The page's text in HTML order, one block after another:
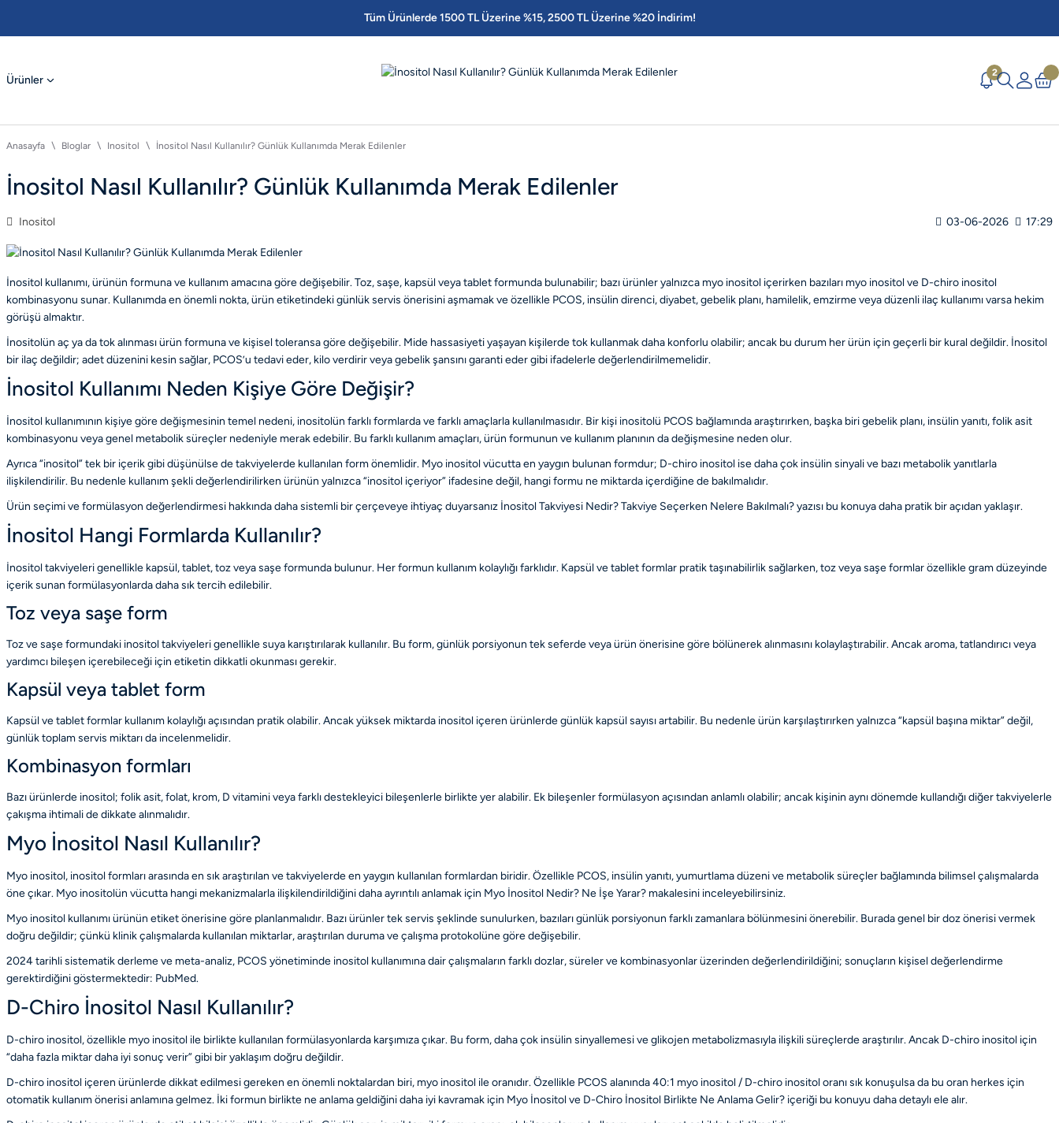
Tüm Ürünlerde 1500 TL Üzerine %15, 2500 TL Üzerine %20 İndirim!
Ürünler
2
Anasayfa Bloglar Inositol İnositol Nasıl Kullanılır? Günlük Kullanımda Merak Edilenler
İnositol Nasıl Kullanılır? Günlük Kullanımda Merak Edilenler
Inositol 03-06-2026 17:29
İnositol kullanımı, ürünün formuna ve kullanım amacına göre değişebilir. Toz, saşe, kapsül veya tablet formunda bulunabilir; bazı ürünler yalnızca myo inositol içerirken bazıları myo inositol ve D-chiro inositol
kombinasyonu sunar. Kullanımda en önemli nokta, ürün etiketindeki günlük servis önerisini aşmamak ve özellikle PCOS, insülin direnci, diyabet, gebelik planı, hamilelik, emzirme veya düzenli ilaç kullanımı varsa hekim
görüşü almaktır.
İnositolün aç ya da tok alınması ürün formuna ve kişisel toleransa göre değişebilir. Mide hassasiyeti yaşayan kişilerde tok kullanmak daha konforlu olabilir; ancak bu durum her ürün için geçerli bir kural değildir. İnositol
bir ilaç değildir; adet düzenini kesin sağlar, PCOS’u tedavi eder, kilo verdirir veya gebelik şansını garanti eder gibi ifadelerle değerlendirilmemelidir.
İnositol Kullanımı Neden Kişiye Göre Değişir?
İnositol kullanımının kişiye göre değişmesinin temel nedeni, inositolün farklı formlarda ve farklı amaçlarla kullanılmasıdır. Bir kişi inositolü PCOS bağlamında araştırırken, başka biri gebelik planı, insülin yanıtı, folik asit
kombinasyonu veya genel metabolik süreçler nedeniyle merak edebilir. Bu farklı kullanım amaçları, ürün formunun ve kullanım planının da değişmesine neden olur.
Ayrıca “inositol” tek bir içerik gibi düşünülse de takviyelerde kullanılan form önemlidir. Myo inositol vücutta en yaygın bulunan formdur; D-chiro inositol ise daha çok insülin sinyali ve bazı metabolik yanıtlarla
ilişkilendirilir. Bu nedenle kullanım şekli değerlendirilirken ürünün yalnızca “inositol içeriyor” ifadesine değil, hangi formu ne miktarda içerdiğine de bakılmalıdır.
Ürün seçimi ve formülasyon değerlendirmesi hakkında daha sistemli bir çerçeveye ihtiyaç duyarsanız İnositol Takviyesi Nedir? Takviye Seçerken Nelere Bakılmalı?yazısı bu konuya daha pratik bir açıdan yaklaşır.
İnositol Hangi Formlarda Kullanılır?
İnositol takviyeleri genellikle kapsül, tablet, toz veya saşe formunda bulunur. Her formun kullanım kolaylığı farklıdır. Kapsül ve tablet formlar pratik taşınabilirlik sağlarken, toz veya saşe formlar özellikle gram düzeyinde
içerik sunan formülasyonlarda daha sık tercih edilebilir.
Toz veya saşe form
Toz ve saşe formundaki inositol takviyeleri genellikle suya karıştırılarak kullanılır. Bu form, günlük porsiyonun tek seferde veya ürün önerisine göre bölünerek alınmasını kolaylaştırabilir. Ancak aroma, tatlandırıcı veya
yardımcı bileşen içerebileceği için etiketin dikkatli okunması gerekir.
Kapsül veya tablet form
Kapsül ve tablet formlar kullanım kolaylığı açısından pratik olabilir. Ancak yüksek miktarda inositol içeren ürünlerde günlük kapsül sayısı artabilir. Bu nedenle ürün karşılaştırırken yalnızca “kapsül başına miktar” değil,
günlük toplam servis miktarı da incelenmelidir.
Kombinasyon formları
Bazı ürünlerde inositol; folik asit, folat, krom, D vitamini veya farklı destekleyici bileşenlerle birlikte yer alabilir. Ek bileşenler formülasyon açısından anlamlı olabilir; ancak kişinin aynı dönemde kullandığı diğer takviyelerle
çakışma ihtimali de dikkate alınmalıdır.
Myo İnositol Nasıl Kullanılır?
Myo inositol, inositol formları arasında en sık araştırılan ve takviyelerde en yaygın kullanılan formlardan biridir. Özellikle PCOS, insülin yanıtı, yumurtlama düzeni ve metabolik süreçler bağlamında bilimsel çalışmalarda
öne çıkar. Myo inositolün vücutta hangi mekanizmalarla ilişkilendirildiğini daha ayrıntılı anlamak için Myo İnositol Nedir? Ne İşe Yarar? makalesini inceleyebilirsiniz.
Myo inositol kullanımı ürünün etiket önerisine göre planlanmalıdır. Bazı ürünler tek servis şeklinde sunulurken, bazıları günlük porsiyonun farklı zamanlara bölünmesini önerebilir. Burada genel bir doz önerisi vermek
doğru değildir; çünkü klinik çalışmalarda kullanılan miktarlar, araştırılan duruma ve çalışma protokolüne göre değişebilir.
2024 tarihli sistematik derleme ve meta-analiz, PCOS yönetiminde inositol kullanımına dair çalışmaların farklı dozlar, süreler ve kombinasyonlar üzerinden değerlendirildiğini; sonuçların kişisel değerlendirme
gerektirdiğini göstermektedir: PubMed.
D-Chiro İnositol Nasıl Kullanılır?
D-chiro inositol, özellikle myo inositol ile birlikte kullanılan formülasyonlarda karşımıza çıkar. Bu form, daha çok insülin sinyallemesi ve glikojen metabolizmasıyla ilişkili süreçlerde araştırılır. Ancak D-chiro inositol için
“daha fazla miktar daha iyi sonuç verir” gibi bir yaklaşım doğru değildir.
D-chiro inositol içeren ürünlerde dikkat edilmesi gereken en önemli noktalardan biri, myo inositol ile oranıdır. Özellikle PCOS alanında 40:1 myo inositol / D-chiro inositol oranı sık konuşulsa da bu oran herkes için
otomatik kullanım önerisi anlamına gelmez. İki formun birlikte ne anlama geldiğini daha iyi kavramak için Myo İnositol ve D-Chiro İnositol Birlikte Ne Anlama Gelir? içeriği bu konuyu daha detaylı ele alır.